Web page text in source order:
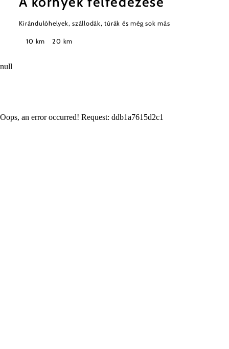
Kirándulóhelyek, szállodák, túrák és még sok más
Keresési
10 km 20 km
null
Oops, an error occurred! Request: ddb1a7615d2c1